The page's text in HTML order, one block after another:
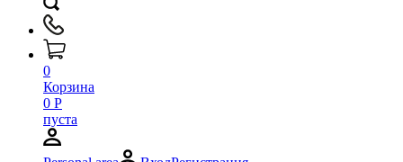
0
Корзина
0 Р
пуста